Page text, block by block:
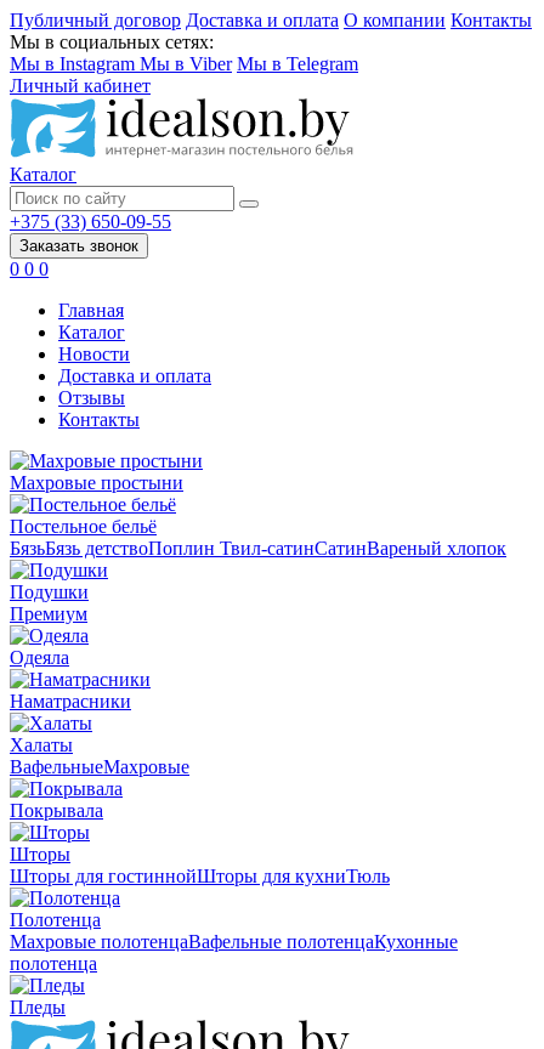
Публичный договор Доставка и оплата О компании Контакты
Мы в социальных сетях:
Мы в Instagram Мы в Viber Мы в Telegram
Личный кабинет
Каталог
+375 (33) 650-09-55
Заказать звонок
0 0 0
Главная
Каталог
Новости
Доставка и оплата
Отзывы
Контакты
Махровые простыни
Постельное бельё
БязьБязь детствоПоплин Твил-сатинСатинВареный хлопок
Подушки
Премиум
Одеяла
Наматрасники
Халаты
ВафельныеМахровые
Покрывала
Шторы
Шторы для гостиннойШторы для кухниТюль
Полотенца
Махровые полотенцаВафельные полотенцаКухонные
полотенца
Пледы